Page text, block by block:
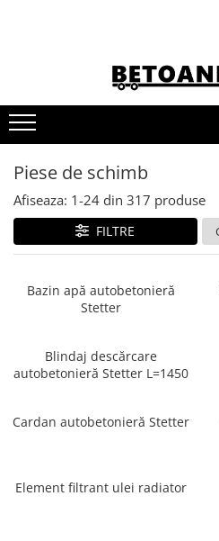
PIESE AUTOBETONIERE
AUTOBETONIERE STETTER
AUTOBETONIERE LIEBHERR
AUTOBETONIERE CIFA
AUTOBETONIERE KARENA
AUTOBETONIERE INTERMIX
AUTOBETONIERE PUTZMEISTER
RECICLATOARE BETON STETTER
AUTOPOMPE SCHWING
PIESE MALAXOARE BHS-
SONTHOFEN
PIESE PUTZMEISTER
STATII DE BETOANE STETTER
Piese de schimb
Afiseaza: 1-24 din 317 produse
FILTRE
Bazin apă autobetonieră
Stetter
Blindaj descărcare
autobetonieră Stetter L=1450
Cardan autobetonieră Stetter
Element filtrant ulei radiator